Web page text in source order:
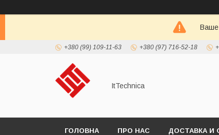
Ваше
+380 (99) 109-11-63 +380 (97) 716-52-18
ItTechnica
ГОЛОВНА ПРО НАС ДОСТАВКА И